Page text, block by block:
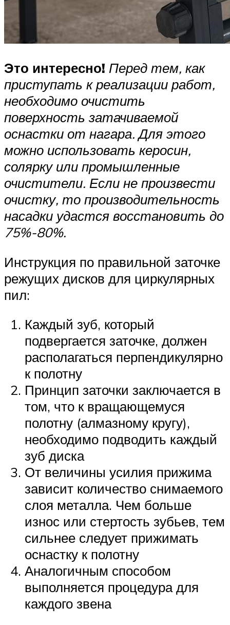
Это интересно! Перед тем, как
приступать к реализации работ,
необходимо очистить
поверхность затачиваемой
оснастки от нагара. Для этого
можно использовать керосин,
солярку или промышленные
очистители. Если не произвести
очистку, то производительность
насадки удастся восстановить до
75%-80%.
Инструкция по правильной заточке
режущих дисков для циркулярных
пил:
Каждый зуб, который
подвергается заточке, должен
располагаться перпендикулярно
к полотну
Принцип заточки заключается в
том, что к вращающемуся
полотну (алмазному кругу),
необходимо подводить каждый
зуб диска
От величины усилия прижима
зависит количество снимаемого
слоя металла. Чем больше
износ или стертость зубьев, тем
сильнее следует прижимать
оснастку к полотну
Аналогичным способом
выполняется процедура для
каждого звена